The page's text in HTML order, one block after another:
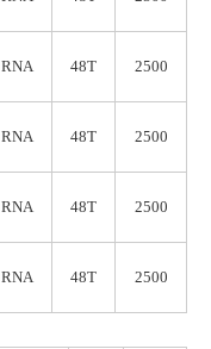
RNA 48T 2500
RNA 48T 2500
RNA 48T 2500
RNA 48T 2500